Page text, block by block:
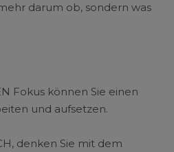
darum ob, sondern was
Fokus können Sie einen
und aufsetzen.
denken Sie mit dem